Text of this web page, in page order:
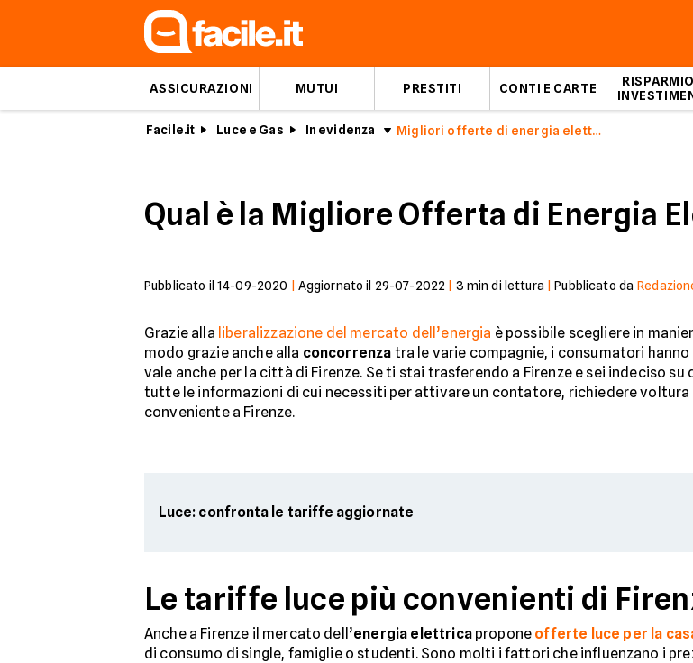
ASSICURAZIONI MUTUI PRESTITI CONTI E CARTE
Facile.it Luce e Gas In evidenza Migliori offerte di energia elettrica a Firenze
Qual è la Migliore Offerta di Energia
Pubblicato il 14-09-2020 Aggiornato il 29-07-2022 3 min di lettura |Pubblicato da
Grazie alla liberalizzazione del mercato dell’energia è possibile scegliere in
modo grazie anche alla concorrenza tra le varie compagnie, i consumatori
vale anche per la città di Firenze. Se ti stai trasferendo a Firenze e sei indeciso
tutte le informazioni di cui necessiti per attivare un contatore, richiedere
conveniente a Firenze.
Luce: confronta le tariffe aggiornate
Le tariffe luce più convenienti di
Anche a Firenze il mercato dell’energia elettricapropone offerte luce per la
di consumo di single, famiglie o studenti. Sono molti i fattori che influenzano i